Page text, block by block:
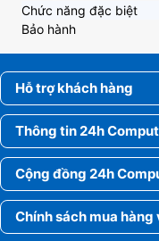
Chức năng đặc biệt
Bảo hành
Hỗ trợ khách hàng
Thông tin 24h
Cộng đồng 24h
Chính sách mua hàng